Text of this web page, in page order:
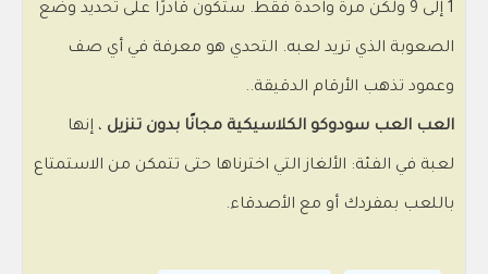
1 إلى 9 ولكن مرة واحدة فقط. ستكون قادرًا على تحديد وضع
الصعوبة الذي تريد لعبه. التحدي هو معرفة في أي صف
وعمود تذهب الأرقام الدقيقة..
العب العب سودوكو الكلاسيكية مجانًا بدون تنزيل ، إنها
لعبة في الفئة: الألغاز التي اخترناها حتى تتمكن من الاستمتاع
باللعب بمفردك أو مع الأصدقاء.